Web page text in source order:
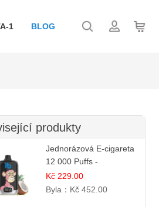
1 BLOG
produkty
Jednorázová E-cigareta
12 000 Puffs -
Ananasovo-Kokosová
Zmrzlina
Kč 229.00
Byla： Kč 452.00